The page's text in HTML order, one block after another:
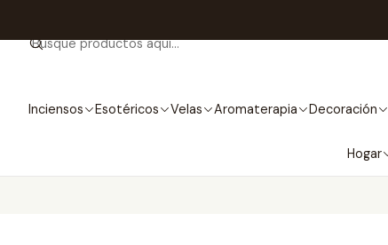
Inciensos Esotéricos Velas Aromaterapia Decoración
Hogar